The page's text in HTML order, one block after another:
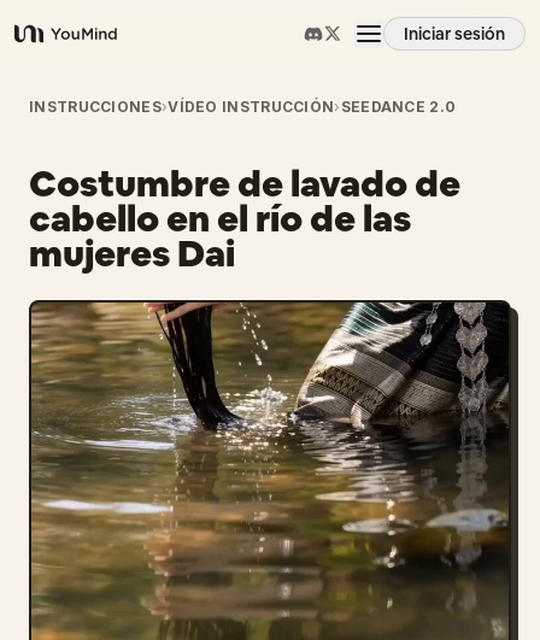
YouMind
Iniciar sesión
Resumen
Casos de uso
Habilidades
Prompts
Precios
Descargar
Blog
INSTRUCCIONES›VÍDEO INSTRUCCIÓN› SEEDANCE 2.0
Costumbre de lavado de
cabello en el río de las
mujeres Dai